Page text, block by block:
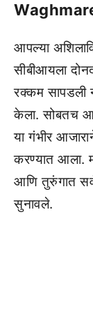
आपल्या
सीबीआयला
रक्कम सापडली
केला. सोबतच
या गंभीर
करण्यात आला.
आणि तुरुंगात
सुनावले.